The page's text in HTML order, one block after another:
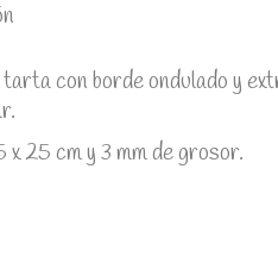
con borde ondulado y
x 25 cm y 3 mm de grosor.